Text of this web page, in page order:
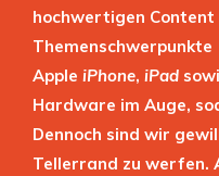
hochwertigen
Themenschwerpunkte
Apple iPhone, iPad
Hardware im Auge,
Dennoch sind wir
Tellerrand zu werfen.